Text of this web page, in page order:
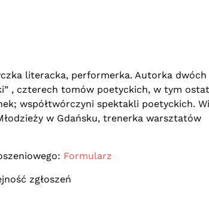
literacka, performerka. Autorka dwóch
, czterech tomów poetyckich, w tym
współtwórczyni spektakli poetyckich.
w Gdańsku, trenerka warsztatów
Formularz
zgłoszeń